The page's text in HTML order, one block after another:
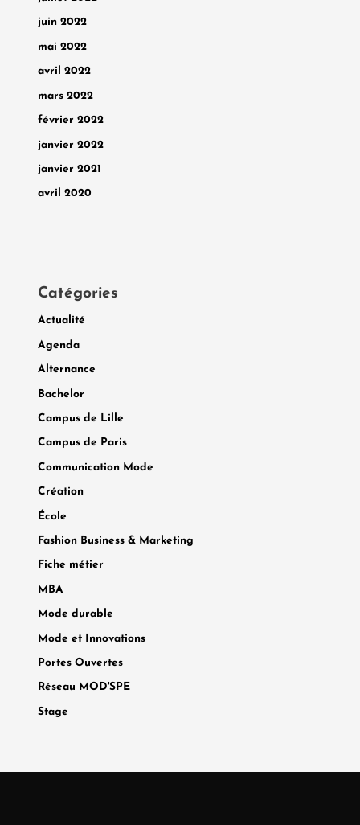
juin 2022
mai 2022
avril 2022
mars 2022
février 2022
janvier 2022
janvier 2021
avril 2020
Catégories
Actualité
Agenda
Alternance
Bachelor
Campus de Lille
Campus de Paris
Communication Mode
Création
École
Fashion Business & Marketing
Fiche métier
MBA
Mode durable
Mode et Innovations
Portes Ouvertes
Réseau MOD'SPE
Stage